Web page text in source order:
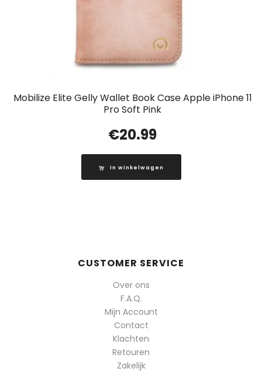
Mobilize Elite Gelly Wallet Book Case Apple iPhone 11
Pro Soft Pink
€20.99
In winkelwagen
CUSTOMER SERVICE
Over ons
F.A.Q.
Mijn Account
Contact
Klachten
Retouren
Zakelijk